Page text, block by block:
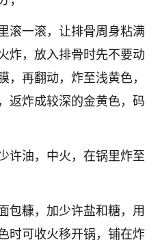
滚一滚，让排骨周身粘满
炸，放入排骨时先不要动
再翻动，炸至浅黄色，
返炸成较深的金黄色，码
许油，中火，在锅里炸至
包糠，加少许盐和糖，用
时可收火移开锅，铺在炸